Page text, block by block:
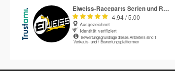
reduzieren. Das System
integriert eine robuste
Reibmutter direkt in das
spezielle Kaoko-
Lenkerendgewicht, das